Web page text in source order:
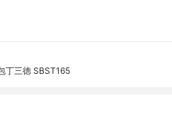
丁三徳 SBST165